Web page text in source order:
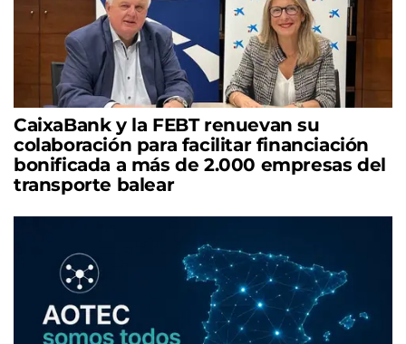
CaixaBank y la FEBT renuevan su
colaboración para facilitar financiación
bonificada a más de 2.000 empresas del
transporte balear